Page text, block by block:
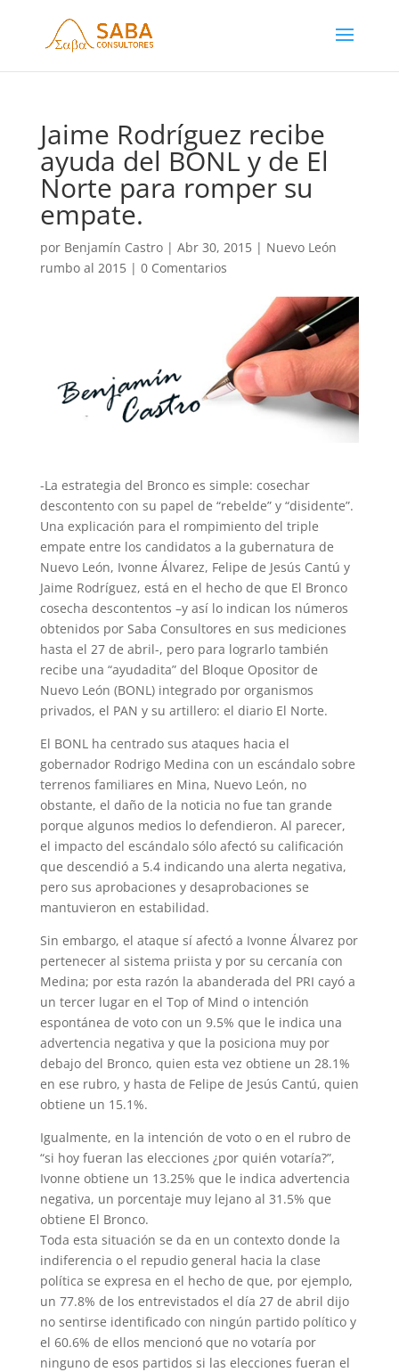
Jaime Rodríguez recibe
ayuda del BONL y de El
Norte para romper su
empate.
por Benjamín Castro| Abr 30, 2015| Nuevo León
rumbo al 2015| 0 Comentarios
-La estrategia del Bronco es simple: cosechar
descontento con su papel de “rebelde” y “disidente”.
Una explicación para el rompimiento del triple
empate entre los candidatos a la gubernatura de
Nuevo León, Ivonne Álvarez, Felipe de Jesús Cantú y
Jaime Rodríguez, está en el hecho de que El Bronco
cosecha descontentos –y así lo indican los números
obtenidos por Saba Consultores en sus mediciones
hasta el 27 de abril-, pero para lograrlo también
recibe una “ayudadita” del Bloque Opositor de
Nuevo León (BONL) integrado por organismos
privados, el PAN y su artillero: el diario El Norte.
El BONL ha centrado sus ataques hacia el
gobernador Rodrigo Medina con un escándalo sobre
terrenos familiares en Mina, Nuevo León, no
obstante, el daño de la noticia no fue tan grande
porque algunos medios lo defendieron. Al parecer,
el impacto del escándalo sólo afectó su calificación
que descendió a 5.4 indicando una alerta negativa,
pero sus aprobaciones y desaprobaciones se
mantuvieron en estabilidad.
Sin embargo, el ataque sí afectó a Ivonne Álvarez por
pertenecer al sistema priista y por su cercanía con
Medina; por esta razón la abanderada del PRI cayó a
un tercer lugar en el Top of Mind o intención
espontánea de voto con un 9.5% que le indica una
advertencia negativa y que la posiciona muy por
debajo del Bronco, quien esta vez obtiene un 28.1%
en ese rubro, y hasta de Felipe de Jesús Cantú, quien
obtiene un 15.1%.
Igualmente, en la intención de voto o en el rubro de
“si hoy fueran las elecciones ¿por quién votaría?”,
Ivonne obtiene un 13.25% que le indica advertencia
negativa, un porcentaje muy lejano al 31.5% que
obtiene El Bronco.
Toda esta situación se da en un contexto donde la
indiferencia o el repudio general hacia la clase
política se expresa en el hecho de que, por ejemplo,
un 77.8% de los entrevistados el día 27 de abril dijo
no sentirse identificado con ningún partido político y
el 60.6% de ellos mencionó que no votaría por
ninguno de esos partidos si las elecciones fueran el